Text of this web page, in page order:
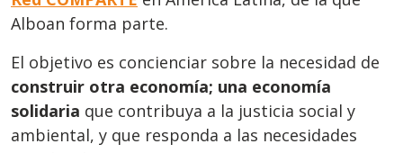
Alboan forma parte.
El objetivo es concienciar sobre la necesidad de
construir otra economía; una economía
solidaria que contribuya a la justicia social y
ambiental, y que responda a las necesidades